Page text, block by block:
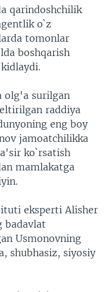
qarindoshchilik
o`z
tomonlar
boshqarish
olg'a surilgan
raddiya
eng boy
jamoatchilikka
ko`rsatish
mamlakatga
eksperti Alisher
badavlat
Usmonovning
shubhasiz, siyosiy